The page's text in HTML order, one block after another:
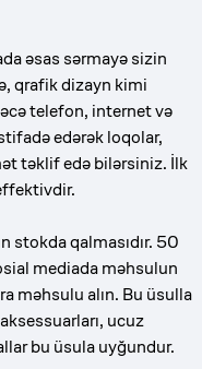
əsas sərmayə sizin
qrafik dizayn kimi
telefon, internet və
edərək loqolar,
təklif edə bilərsiniz. İlk
stokda qalmasıdır. 50
mediada məhsulun
məhsulu alın. Bu üsulla
ucuz
bu üsula uyğundur.